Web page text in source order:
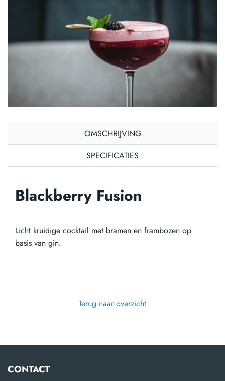
OMSCHRIJVING
SPECIFICATIES
Blackberry Fusion
Licht kruidige cocktail met bramen en frambozen op
basis van gin.
Terug naar overzicht
CONTACT